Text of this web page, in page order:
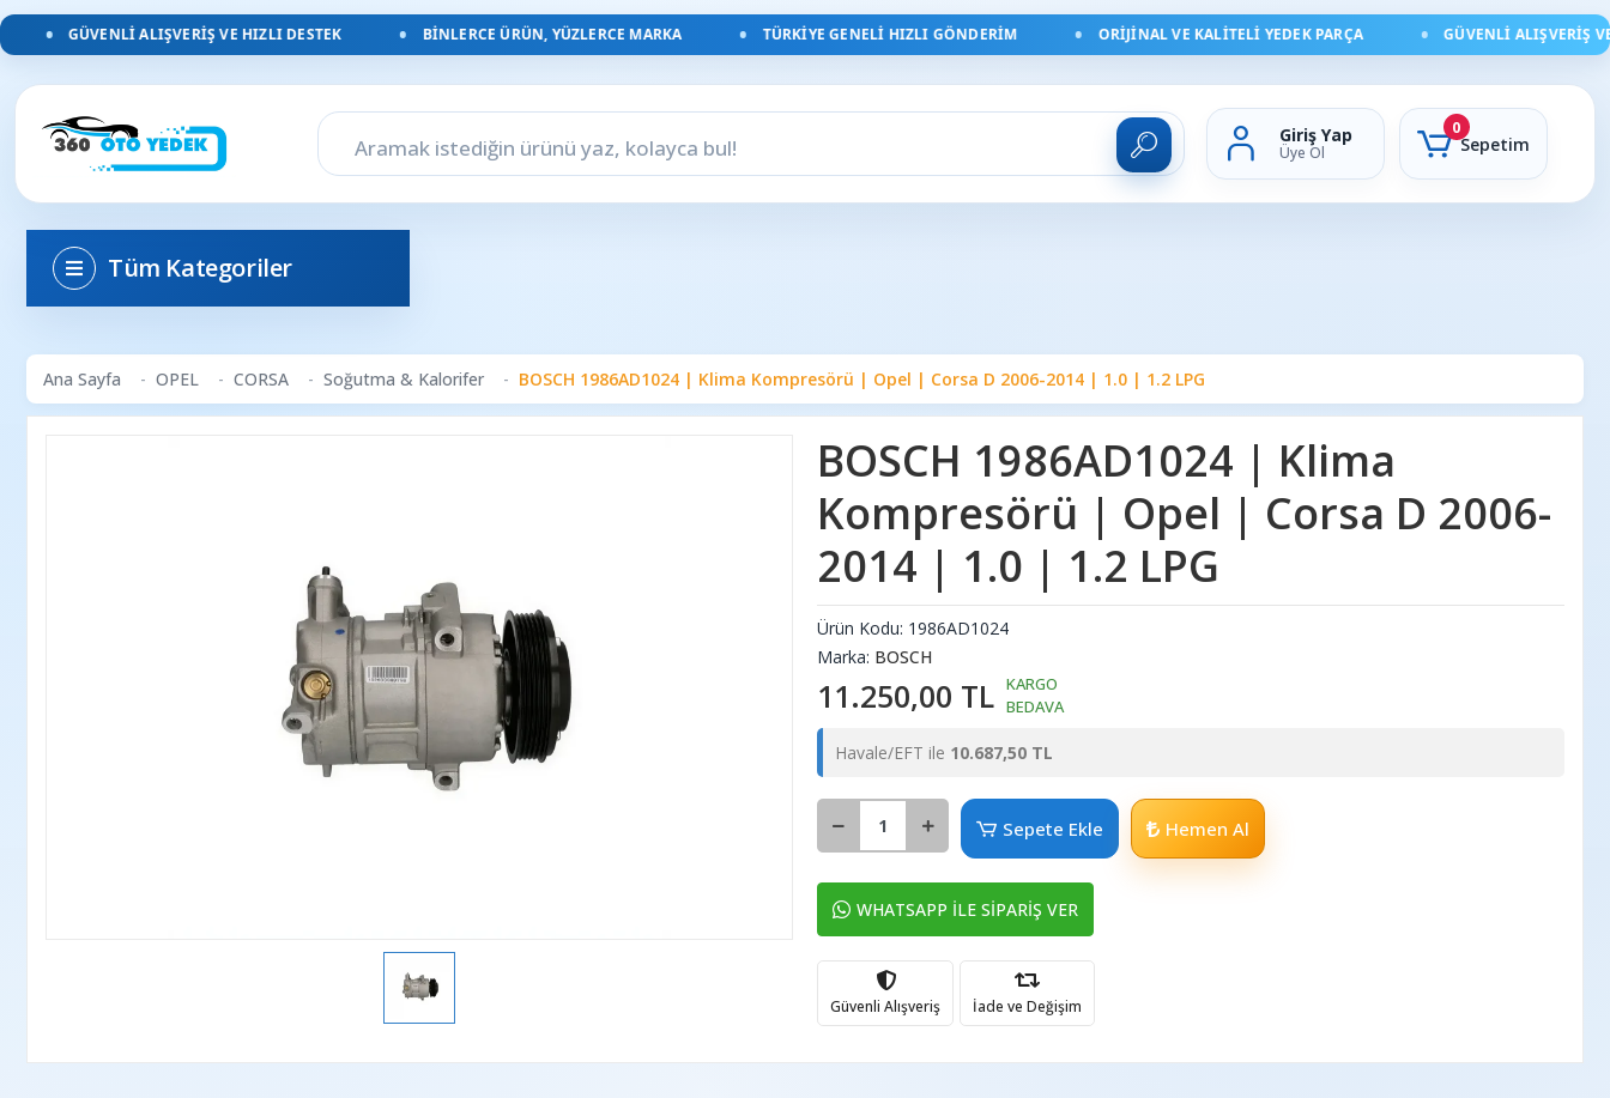
GÜVENLI ALIŞVERIŞ VE HIZLI DESTEK BINLERCE ÜRÜN, YÜZLERCE MARKA TÜRKIYE GENELI HIZLI GÖNDERIM ORIJINAL VE KALITELI YEDEK PARÇA GÜVENLI ALIŞVERIŞ VE
Giriş Yap
Üye Ol
0
Sepetim
Tüm Kategoriler
Ana Sayfa OPEL CORSA Soğutma & Kalorifer BOSCH 1986AD1024 | Klima Kompresörü | Opel | Corsa D 2006-2014 | 1.0 | 1.2 LPG
BOSCH 1986AD1024 | Klima
Kompresörü | Opel | Corsa D 2006-
2014 | 1.0 | 1.2 LPG
Ürün Kodu: 1986AD1024
Marka: BOSCH
11.250,00 TL KARGO
BEDAVA
Havale/EFT ile 10.687,50 TL
Sepete Ekle Hemen Al
WHATSAPP İLE SİPARİŞ VER
Güvenli Alışveriş İade ve Değişim